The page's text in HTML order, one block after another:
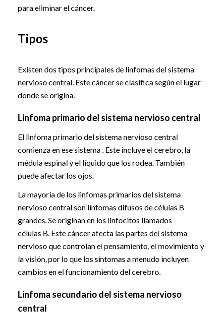
para eliminar el cáncer.
Tipos
Existen dos tipos principales de linfomas del sistema
nervioso central. Este cáncer se clasifica según el lugar
donde se origina.
Linfoma primario del sistema nervioso central
El linfoma primario del sistema nervioso central
comienza en ese sistema . Este incluye el cerebro, la
médula espinal y el líquido que los rodea. También
puede afectar los ojos.
La mayoría de los linfomas primarios del sistema
nervioso central son linfomas difusos de células B
grandes. Se originan en los linfocitos llamados
células B. Este cáncer afecta las partes del sistema
nervioso que controlan el pensamiento, el movimiento y
la visión, por lo que los síntomas a menudo incluyen
cambios en el funcionamiento del cerebro.
Linfoma secundario del sistema nervioso
central